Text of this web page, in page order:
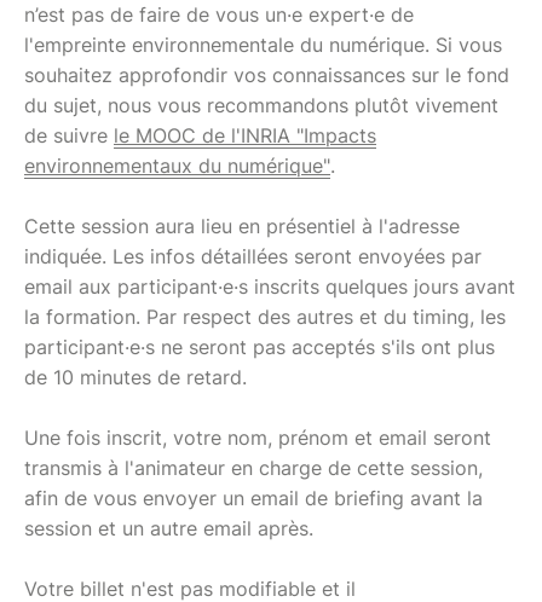
n’est pas de faire de vous un·e expert·e de
l'empreinte environnementale du numérique. Si vous
souhaitez approfondir vos connaissances sur le fond
du sujet, nous vous recommandons plutôt vivement
de suivre le MOOC de l'INRIA "Impacts
environnementaux du numérique"​.
Cette session aura lieu en présentiel à l'adresse
indiquée. Les infos détaillées seront envoyées par
email aux participant·e·s inscrits quelques jours avant
la formation. Par respect des autres et du timing, les
participant·e·s ne seront pas acceptés s'ils ont plus
de 10 minutes de retard.
Une fois inscrit, votre nom, prénom et email seront
transmis à l'animateur en charge de cette session,
afin de vous envoyer un email de briefing avant la
session et un autre email après.
Votre billet n'est pas modifiable et il